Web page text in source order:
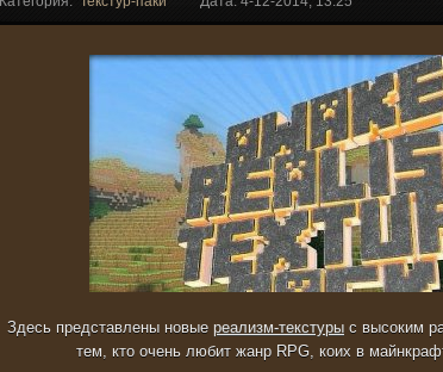
Здесь представлены новые реализм-текстуры с высоким
тем, кто очень любит жанр RPG, коих в